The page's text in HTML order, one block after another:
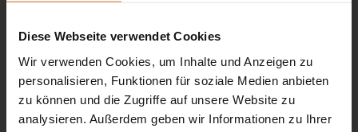
Diese Webseite verwendet Cookies
Wir verwenden Cookies, um Inhalte und Anzeigen zu
personalisieren, Funktionen für soziale Medien anbieten
zu können und die Zugriffe auf unsere Website zu
analysieren. Außerdem geben wir Informationen zu Ihrer
Die
können
auf
der
gewählt